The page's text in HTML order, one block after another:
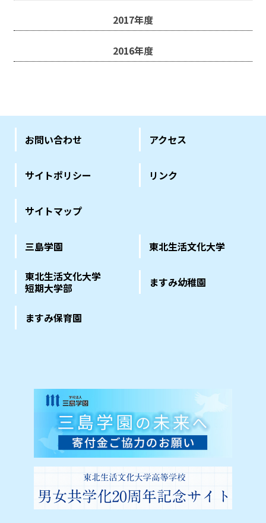
2017年度
2016年度
お問い合わせ アクセス
サイトポリシー リンク
サイトマップ
三島学園 東北生活文化大学
東北生活文化大学
短期大学部
ますみ幼稚園
ますみ保育園